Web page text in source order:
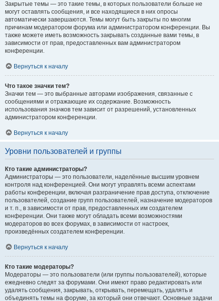
Закрытые темы — это такие темы, в которых пользователи больше не
могут оставлять сообщения, и все находящиеся в них опросы
автоматически завершаются. Темы могут быть закрыты по многим
причинам модератором форума или администратором конференции. Вы
также можете иметь возможность закрывать созданные вами темы, в
зависимости от прав, предоставленных вам администратором
конференции.
Вернуться к началу
Что такое значки тем?
Значки тем — это выбранные авторами изображения, связанные с
сообщениями и отражающие их содержание. Возможность
использования значков тем зависит от разрешений, установленных
администратором конференции.
Вернуться к началу
Уровни пользователей и группы
Кто такие администраторы?
Администраторы — это пользователи, наделённые высшим уровнем
контроля над конференцией. Они могут управлять всеми аспектами
работы конференции, включая разграничение прав доступа, отключение
пользователей, создание групп пользователей, назначение модераторов
и т. п., в зависимости от прав, предоставленных им создателем
конференции. Они также могут обладать всеми возможностями
модераторов во всех форумах, в зависимости от настроек,
произведённых создателем конференции.
Вернуться к началу
Кто такие модераторы?
Модераторы — это пользователи (или группы пользователей), которые
ежедневно следят за форумами. Они имеют право редактировать или
удалять сообщения, закрывать, открывать, перемещать, удалять и
объединять темы на форуме, за который они отвечают. Основные задачи